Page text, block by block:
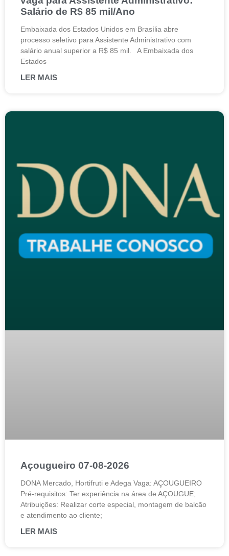
Salário de R$ 85 mil/Ano
Embaixada dos Estados Unidos em Brasília abre
processo seletivo para Assistente Administrativo com
salário anual superior a R$ 85 mil. A Embaixada dos
Estados
LER MAIS
Açougueiro 07-08-2026
DONA Mercado, Hortifruti e Adega Vaga: AÇOUGUEIRO
Pré-requisitos: Ter experiência na área de AÇOUGUE;
Atribuições: Realizar corte especial, montagem de balcão
e atendimento ao cliente;
LER MAIS